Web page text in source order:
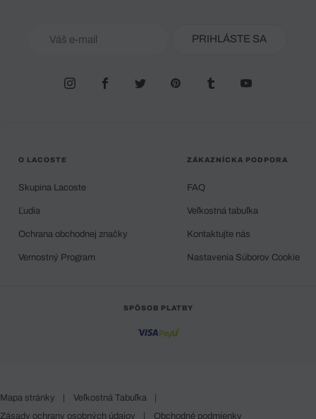
PRIHLÁSTE SA
O LACOSTE
Skupina Lacoste
Ľudia
Ochrana obchodnej značky
Vernostný Program
ZÁKAZNÍCKA PODPORA
FAQ
Veľkostná tabuľka
Kontaktujte nás
Nastavenia Súborov Cookie
SPÔSOB PLATBY
Mapa stránky | Veľkostná Tabuľka
|
Zásady ochrany osobných údajov
| Obchodné podmienky